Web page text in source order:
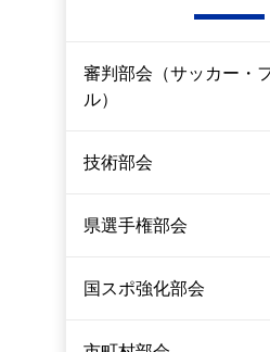
審判部会（サッカー・
ル）
技術部会
県選手権部会
国スポ強化部会